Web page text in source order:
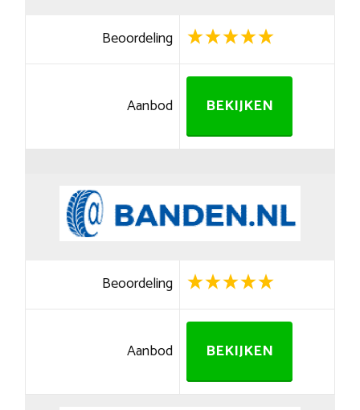
Beoordeling
Aanbod BEKIJKEN
Beoordeling
Aanbod BEKIJKEN